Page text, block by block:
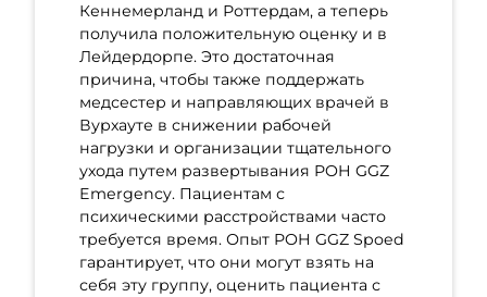
Кеннемерланд и Роттердам, а теперь
получила положительную оценку и в
Лейдердорпе. Это достаточная
причина, чтобы также поддержать
медсестер и направляющих врачей в
Вурхауте в снижении рабочей
нагрузки и организации тщательного
ухода путем развертывания POH GGZ
Emergency. Пациентам с
психическими расстройствами часто
требуется время. Опыт POH GGZ Spoed
гарантирует, что они могут взять на
себя эту группу, оценить пациента с